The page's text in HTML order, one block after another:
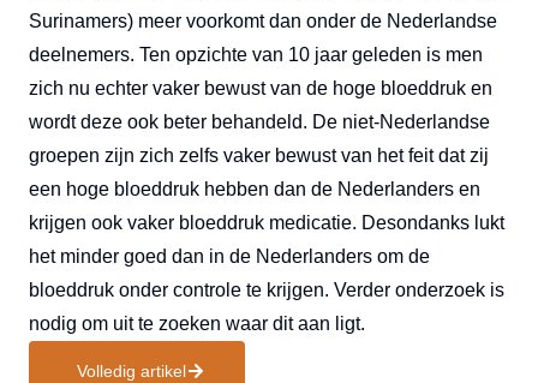
Surinamers) meer voorkomt dan onder de Nederlandse
deelnemers. Ten opzichte van 10 jaar geleden is men
zich nu echter vaker bewust van de hoge bloeddruk en
wordt deze ook beter behandeld. De niet-Nederlandse
groepen zijn zich zelfs vaker bewust van het feit dat zij
een hoge bloeddruk hebben dan de Nederlanders en
krijgen ook vaker bloeddruk medicatie. Desondanks lukt
het minder goed dan in de Nederlanders om de
bloeddruk onder controle te krijgen. Verder onderzoek is
nodig om uit te zoeken waar dit aan ligt.
Volledig artikel